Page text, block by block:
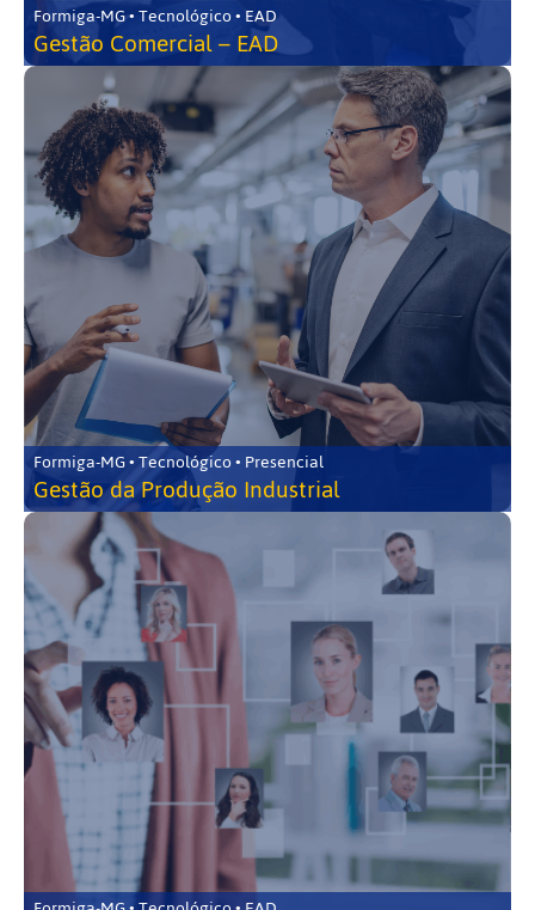
Formiga-MG • Tecnológico • EAD
Gestão Comercial – EAD
Formiga-MG • Tecnológico • Presencial
Gestão da Produção Industrial